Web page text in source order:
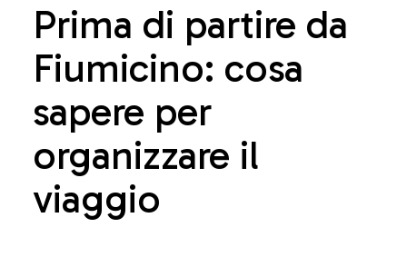
Prima di partire da
Fiumicino: cosa
sapere per
organizzare il
viaggio